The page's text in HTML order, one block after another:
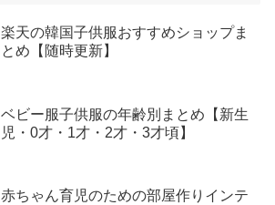
楽天の韓国子供服おすすめショップま
とめ【随時更新】
ベビー服子供服の年齢別まとめ【新生
児・0才・1才・2才・3才頃】
赤ちゃん育児のための部屋作りインテ